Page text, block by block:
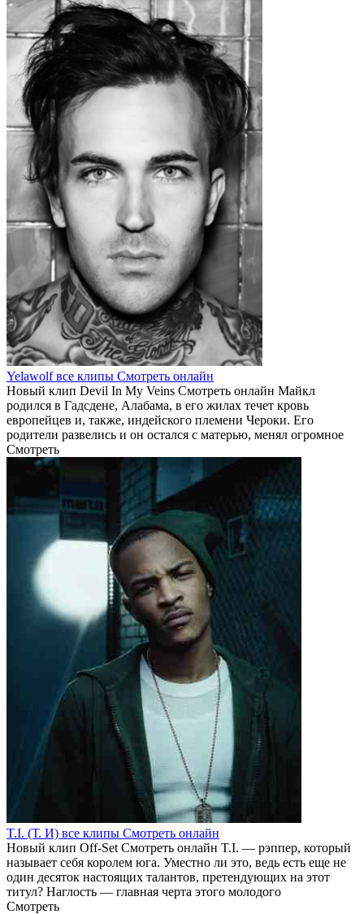
Yelawolf все клипы Смотреть онлайн
Новый клип Devil In My Veins Смотреть онлайн Майкл
родился в Гадсдене, Алабама, в его жилах течет кровь
европейцев и, также, индейского племени Чероки. Его
родители развелись и он остался с матерью, менял огромное
Смотреть
T.I. (Т. И) все клипы Смотреть онлайн
Новый клип Off-Set Смотреть онлайн T.I. — рэппер, который
называет себя королем юга. Уместно ли это, ведь есть еще не
один десяток настоящих талантов, претендующих на этот
титул? Наглость — главная черта этого молодого
Смотреть